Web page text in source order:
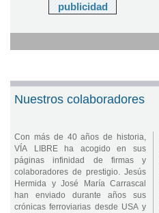
publicidad
Nuestros colaboradores
Con más de 40 años de historia,
VÍA LIBRE ha acogido en sus
páginas infinidad de firmas y
colaboradores de prestigio. Jesús
Hermida y José María Carrascal
han enviado durante años sus
crónicas ferroviarias desde USA y